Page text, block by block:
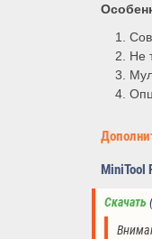
Не
MiniTool
Скачать (